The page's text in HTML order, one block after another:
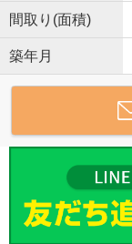
間取り(面積)
築年月